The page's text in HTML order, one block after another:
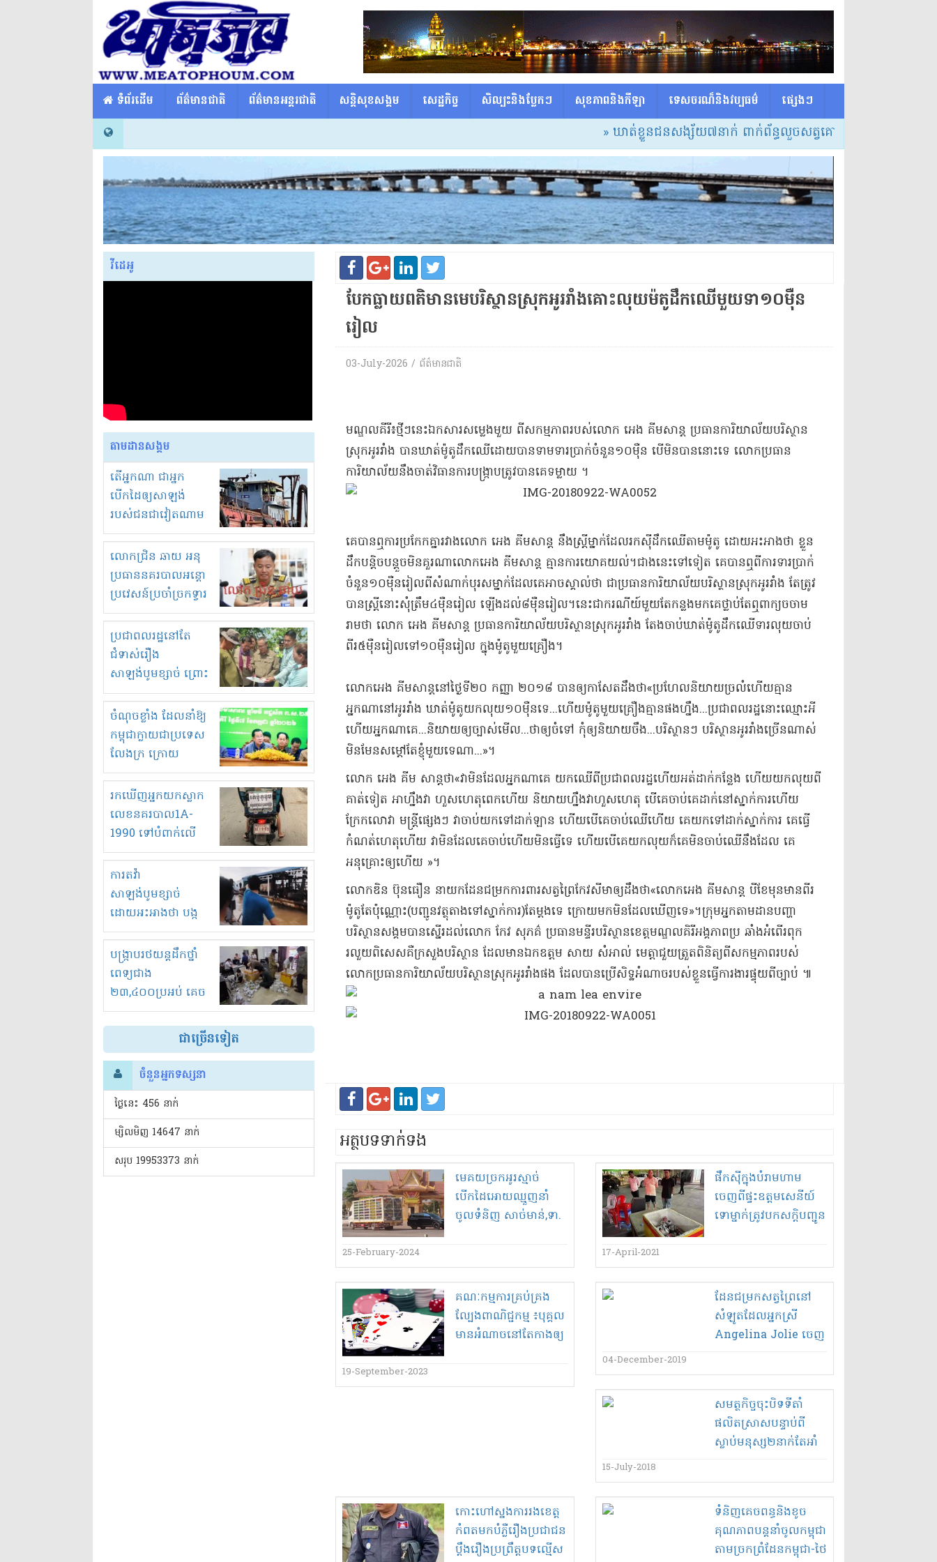
​​ ទំព័រដើម ព័ត៌មានជាតិ ព័ត៌មានអន្តរជាតិ សន្តិសុខសង្គម សេដ្ឋកិច្ច សិល្បះនិងប្លែកៗ សុខភាពនិងកីឡា ទេសចរណ៏និងវប្បធម៌ ផ្សេង​ៗ
» ឃាត់ខ្លួនជនសង្ស័យ៧នាក់ ពាក់ព័ន្ធលួចសត្វគោ ៣ករណី នៅស្រុកត្រពាំ
វីដេអូ
តាមដានសង្គម
តើអ្នកណា ជាអ្នក
បើកដៃឲ្យសាឡង់
របស់ជនជាវៀតណាម
ចូល មកខុស
ច្បាប់លួចបូមខ្សាច់នៅ
ក្នុងប្រទេសកម្ពុជា
លោកជ្រិន ឆាយ អនុ
ប្រធាននគរបាលអន្តោ
ប្រវេសន៍ប្រចាំច្រកទ្វារ
ព្រំដែនភ្នំឌិន និងឈ្មួញ
មួយចំនួនទៀត
កំពង់តែគុបគិតគ្នា
ធ្វើសកម្មភាពរកស៊ីនិង
ស្តុកទំនិញគេចពន្ធ?
ប្រជាពលរដ្ឋនៅតែ
ជំទាស់រឿង
សាឡង់បូមខ្សាច់ ព្រោះ
ខ្លាចបាក់ច្រាំងទៀត!
ចំណុចខ្លាំង ដែលនាំឱ្យ
កម្ពុជាក្លាយជាប្រទេស
លែងក្រ ក្រោយ
ឆ្នាំ២០៣០
រកឃើញអ្នកយកស្លាក
លេខនគរបាល1A-
1990 ទៅបំពាក់លើ
ម៉ូតូរបស់ខ្លួន ដាកផ្លាក
រត់ឌុបហើយ
ការតវ៉ា
សាឡង់បូមខ្សាច់
ដោយអះអាងថា បង្ក
បាក់ច្រាំងទន្លេ និង
រំខានទាំងយប់ទាំងថ្ងៃ
បង្ក្រាបរថយន្តដឹកថ្នាំ
ពេទ្យជាង
២៣,៤០០ប្រអប់ គេច
ពន្ធនិងអត់ច្បាប់នាំ
ចូល!?
ជាច្រើនទៀត
ចំនួនអ្នកទស្សនា
ថ្ងៃនេះ​ 456 នាក់
ម្សិលមិញ 14647 នាក់
សរុប 19953373 នាក់
បែកធ្លាយ​ព​តិ​មាន​មេ​បរិស្ថាន​ស្រុក​អូររាំង​គោះ​លុយ​ម៉​តូ​ដឹកឈើ​មួយ​ទា​១០​ម៉ឺន​
រៀល​
03-July-2026 / ព័ត៌មានជាតិ
​មណ្ឌល​គី​រី​៖​ថ្មីៗ​នេះ​ឯកសារ​សម្លេង​មួយ ពី​សកម្មភាព​របស់លោក អេង គីម​សាន្ត ប្រធានការិយាល័យ​បរិស្ថាន​
ស្រុក​អូររាំង បាន​ឃាត់​ម៉ូតូ​ដឹកឈើ​ដោយបាន​ទាមទារ​ប្រាក់​ចំនួន​១០​ម៉ឺន បើ​មិនបាន​នោះទេ លោក​ប្រធាន
ការិយាល័យ​នឹង​ចាត់វិធានការ​បង្ក្រាប​ត្រូវបាន​គេ​ទម្លាយ ។​
​គេ​បានឮ​ការ​ប្រកែក​គ្នា​រវាង​លោក អេង គីម​សាន្ត នឹង​ស្ត្រី​ម្នាក់​ដែល​រកស៊ី​ដឹកឈើ​តាម​ម៉ូតូ ដោយ​អះអាងថា ខ្លួន​
ដឹក​បន្តិចបន្តួច​មិនគួរណា​លោក​អេង គីម​សាន្ត គ្មាន​ការយោគយល់​។​ជាងនេះទៅទៀត គេ​បានឮ​ពី​ការទារ​ប្រាក់​
ចំនួន​១០​ម៉ឺន​រៀល​ពី​សំណាក់​បុរស​ម្នាក់​ដែល​គេ​អាច​ស្គាល់​ថា ជា​ប្រធានការិយាល័យ​បរិស្ថាន​ស្រុក​អូររាំង តែ​ត្រូវ
បាន​ស្ត្រី​នោះ​សុំ​ត្រឹម​៤​ម៉ឺន​រៀល ឡើងដល់​៨​ម៉ឺន​រៀល​។​នេះ​ជា​ករណី​យ៍​មួយ​តែ​កន្លងមក​គេ​ថ្លា​ប់​តែ​ឮ​ពាក្យ​ច​ចាម​
រាម​ថា លោក អេង គីម​សាន្ត ប្រធានការិយាល័យ​បរិស្ថាន​ស្រុក​អូររាំង តែង​ចាប់​ឃាត់​ម៉ូតូ​ដឹកឈើ​ទារលុយ​ចាប់
ពីរ​៥​ម៉ឺន​រៀល​ទៅ​១០​ម៉ឺន​រៀល ក្នុង​ម៉ូតូ​មួយគ្រឿង​។​
​លោក​អេង គីម​សាន្ត​នៅ​ថ្ងៃទី​២០ កញ្ញា ២០១៨ បាន​ឲ្យ​កាសែត​ដឹងថា​«​ប្រហែល​និយាយ​ច្រ​លំហើយ​គ្មាន​
អ្នកណា​នៅ​អូររាំង ឃាត់​ម៉ូតូ​យកលុយ​១០​ម៉ឺន​ទេ​...​ហើយ​ម៉ូតូ​មួយគ្រឿង​គ្មាន​ផង​ហ្នឹង​...​ប្រជាពលរដ្ឋ​នោះ​ឈ្មោះ​អី
ហើយ​អ្នកណា​គេ​...​និយាយ​ឲ្យ​ច្បាស់​មើល​...​ថា​ឲ្យ​ចំ​ទៅ កុំ​ឲ្យ​និយាយ​ចឹ​ង​...​បរិស្ថានៗ បរិស្ថាន​អូររាំង​ច្រើនណាស់
មិនមែន​សម្តៅ​តែ​ខ្ញុំ​មួយ​ទេ​ណា​...»​។​
​លោក អេង គីម សាន្ត​ថា​«​វា​មិនដែល​អ្នកណា​គេ យក​ឈើ​ពី​ប្រជាពលរដ្ឋ​ហើយ​អត់​ដាក់​កន្លែង ហើយ​យកលុយ​ពី​
គាត់​ទៀត អាហ្នឹង​វា ហួសហេតុ​ពេក​ហើយ និយាយ​ហ្នឹង​វា​ហួសហេតុ បើ​គេ​ចាប់​គេ​ដាក់​នៅ​ស្នាក់ការ​ហើយ
ក្រែក​លោ​វា មន្ត្រី​ផ្សេងៗ វា​ចាប់​យកទៅដាក់​ឡាន ហើយ​បើ​គេ​ចាប់​ឈើ​ហើយ គេ​យកទៅដាក់​ស្នាក់ការ គេ​ធ្វើ​
កំណត់ហេតុ​ហើយ វា​មិនដែល​គេ​ចាប់​ហើយ​មិន​ធ្វើ​ទេ ហើយ​បើ​គេ​យកលុយ​ក៏​គេ​មិន​ចាប់​ឈើ​នឹង​ដែល គេ​
អនុគ្រោះ​ឲ្យ​ហើយ »​។​
​លោក​ឌិន ប៊ុនធឿន នាយក​ដែន​ជម្រក​ការពារ​សត្វព្រៃ​កែវ​សីមា​ឲ្យ​ដឹងថា​«​លោក​អេង គីម​សាន្ត បី​ខែ​មុន​មាន​ពីរ​
ម៉ូតូ​តែប៉ុណ្ណោះ​(​បញ្ជូន​វត្ថុតាង​ទៅ​ស្នាក់ការ​)​តែម្តង​ទេ ក្រោយមក​មិនដែល​ឃើញ​ទេ​»​។​​ក្រុមអ្នកតាមដាន​បញ្ហា​
បរិស្ថាន​សង្គម​បានស្នើរ​ដល់​លោក កែវ សុភ​គ៌ ប្រធាន​មន្ទីរ​បរិស្ថាន​ខេត្តមណ្ឌលគិរី​អង្គភាព​ប្រ​ ​ឆាំង​អំពើរ​ពុក
រលួយ​ពិសេស​គឺ​ក្រសួងបរិស្ថាន ដែលមាន​ឯកឧត្តម សាយ សំ​អាល់ មេត្តាជួយ​ត្រួតពិនិត្យ​ពី​សកម្មភាព​របស់
លោក​ប្រធានការិយាល័យ​បរិស្ថាន​ស្រុក​អូររាំង​ផង ដែល​បាន​ប្រើ​សិ​ទ្ឋ​អំណាច​របស់ខ្លួន​ធ្វើ​ការងារ​ផ្ទុយ​ពី​ច្បាប់ ៕
អត្ថបទទាក់ទង
មេ​គយ​ច្រក​អូរ​ស្មាច់​
បើកដៃ​អោយ​ឈ្មួញ​នាំ
ចូល​ទំនិញ សាច់មាន់​,​ទា​.​
អូរ​ស្មាច់​...
25-February-2024
ផឹកស៊ី​ក្នុង​បំរាម​ហាម​
ចេញពីផ្ទះ​ឧ​ត្ត​ម​សេនីយ៍​
ទោ​ម្នាក់​ត្រូវ​បកសក្តិ​បញ្ជូន
17-April-2021
គណៈកម្មការ​គ្រប់គ្រង
ល្បែង​ពាណិជ្ជកម្ម ៖​បុគ្គល​
មានអំណាច​នៅតែ​កាង​ឲ្យ​
19-September-2023
ដែនជម្រកសត្វព្រៃ​នៅ​
សំឡូត​ដែល​អ្នកស្រី
Angelina Jolie ចេញ​
ជនខិលខូច​ទន្ទ្រាន​យក​ជា​
កម្មសិទ្ធិ​!
04-December-2019
សមត្ថកិច្ច​ចុះ​បិទ​ទី​តាំ​
ផលិត​ស្រាស​បន្ទាប់ពី​
ស្លាប់​មនុស្ស​២​នាក់​តែ​អាំ​
ដឹង​!
15-July-2018
កោះហៅ​ស្នងការរង​ខេត្ត
កំពត​មក​បំភ្លឺ​រឿង​ប្រជាជន​
ប្តឹង​រឿង​ប្រព្រឹត្ត​បទល្មើស​
ទំនិញគេចពន្ធ​និង​ខូច
គុណភាព​បន្ត​នាំចូល​កម្ពុជា​
តាម​ច្រកព្រំដែន​កម្ពុជា​-​ថៃ​